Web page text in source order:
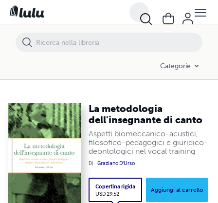
Categorie
La metodologia
dell'insegnante di canto
Aspetti biomeccanico-acustici,
filosofico-pedagogici e giuridico-
deontologici nel vocal training
Di Graziano D'Urso
Copertina rigida
USD 29,52
Aggiungi al carrello